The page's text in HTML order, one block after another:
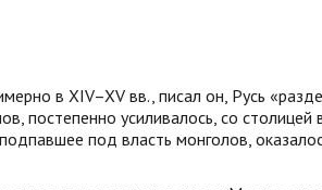
в XIV–XV вв., писал он, Русь
постепенно усиливалось, со столицей
под власть монголов,